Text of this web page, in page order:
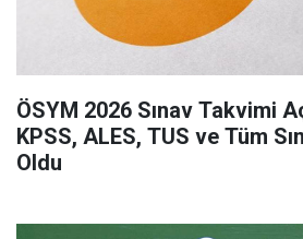
ÖSYM 2026 Sınav Takvimi
KPSS, ALES, TUS ve Tüm
Oldu